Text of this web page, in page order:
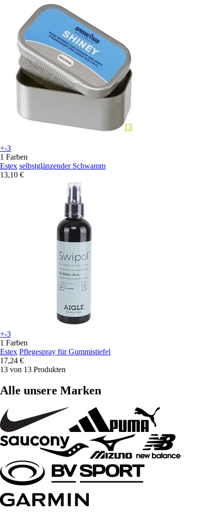
+-3
1 Farben
Estex selbstglänzender Schwamm
13,10 €
+-3
1 Farben
Estex Pflegespray für Gummistiefel
17,24 €
13 von 13 Produkten
Alle unsere Marken